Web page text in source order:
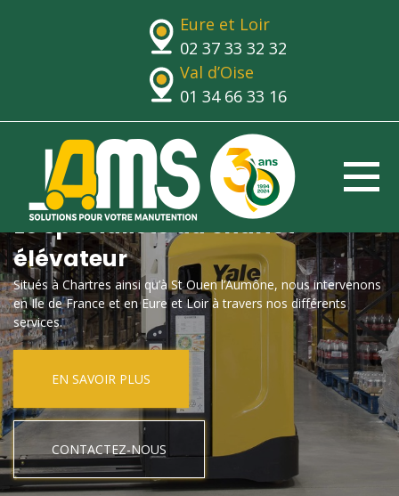
Eure et Loir
02 37 33 32 32
Val d’Oise
01 34 66 33 16
Le spécialiste du chariot
élévateur
Situés à Chartres ainsi qu’à St Ouen l’Aumône, nous intervenons
en Ile de France et en Eure et Loir à travers nos différents
services.
EN SAVOIR PLUS
CONTACTEZ-NOUS